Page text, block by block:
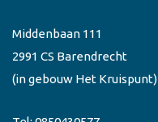
Middenbaan 111
2991 CS Barendrecht
(in gebouw Het Kruispunt)